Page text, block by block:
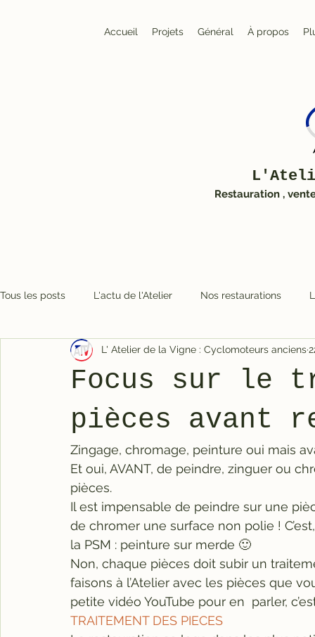
Accueil Projets Général À propos
Restauration ,
Tous les posts L'actu de l'Atelier Nos restaurations
Focus sur le
pièces avant
L' Atelier de la Vigne : Cyclomoteurs anciens
Zingage, chromage, peinture oui mais
Et oui, AVANT, de peindre, zinguer ou
pièces.
Il est impensable de peindre sur une
de chromer une surface non polie !
la PSM : peinture sur merde 🙂
Non, chaque pièces doit subir un
faisons à l’Atelier avec les pièces que
petite vidéo YouTube pour en  parler,
TRAITEMENT DES PIECES